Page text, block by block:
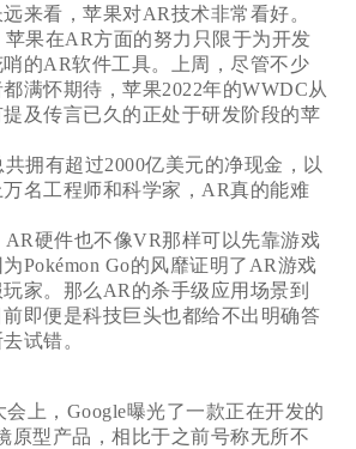
来看，苹果对AR技术非常看好。
果在AR方面的努力只限于为开发
的AR软件工具。上周，尽管不少
满怀期待，苹果2022年的WWDC从
及传言已久的正处于研发阶段的苹
拥有超过2000亿美元的净现金，以
名工程师和科学家，AR真的能难
硬件也不像VR那样可以先靠游戏
Pokémon Go的风靡证明了AR游戏
家。那么AR的杀手级应用场景到
即便是科技巨头也都给不出明确答
试错。
上，Google曝光了一款正在开发的
原型产品，相比于之前号称无所不